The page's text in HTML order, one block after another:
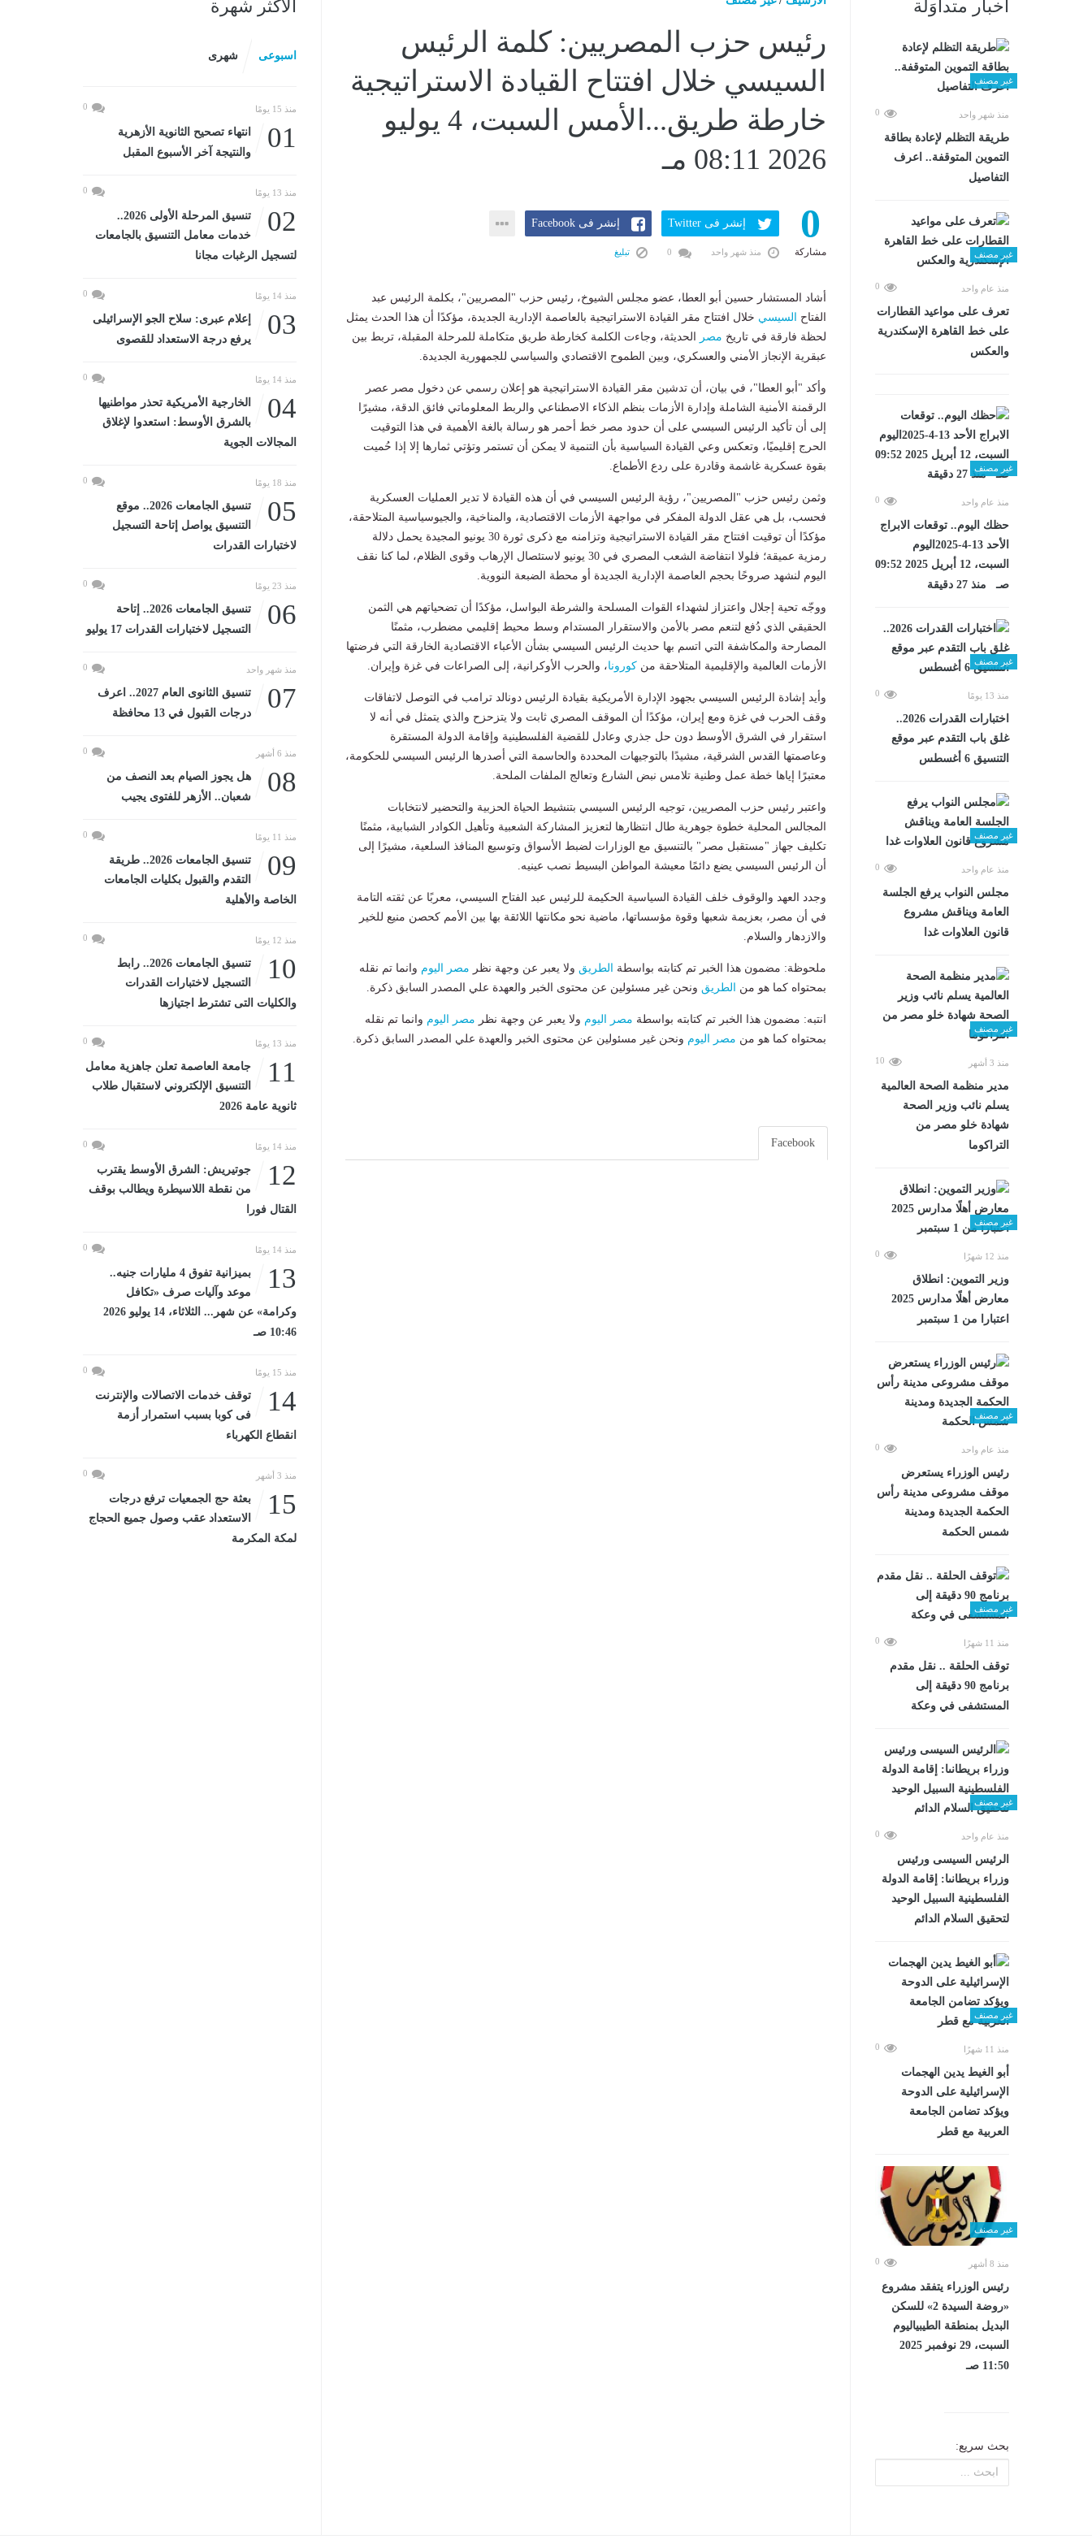
أخبار متداوَلة
غير مصنف
منذ شهر واحد 0
طريقة التظلم لإعادة بطاقة
التموين المتوقفة.. اعرف
التفاصيل
غير مصنف
منذ عام واحد 0
تعرف على مواعيد القطارات
على خط القاهرة الإسكندرية
والعكس
غير مصنف
منذ عام واحد 0
حظك اليوم.. توقعات الابراج
الأحد 13-4-2025اليوم
السبت، 12 أبريل 2025 09:52
صـ منذ 27 دقيقة
غير مصنف
منذ 13 يومًا 0
اختبارات القدرات 2026..
غلق باب التقدم عبر موقع
التنسيق 6 أغسطس
غير مصنف
منذ عام واحد 0
مجلس النواب يرفع الجلسة
العامة ويناقش مشروع
قانون العلاوات غدا
غير مصنف
منذ 3 أشهر 10
مدير منظمة الصحة العالمية
يسلم نائب وزير الصحة
شهادة خلو مصر من
التراكوما
غير مصنف
منذ 12 شهرًا 0
وزير التموين: انطلاق
معارض أهلًا مدارس 2025
اعتبارا من 1 سبتمبر
غير مصنف
منذ عام واحد 0
رئيس الوزراء يستعرض
موقف مشروعى مدينة رأس
الحكمة الجديدة ومدينة
شمس الحكمة
غير مصنف
منذ 11 شهرًا 0
توقف الحلقة .. نقل مقدم
برنامج 90 دقيقة إلى
المستشفى في وعكة
غير مصنف
منذ عام واحد 0
الرئيس السيسى ورئيس
وزراء بريطانىا: إقامة الدولة
الفلسطينية السبيل الوحيد
لتحقيق السلام الدائم
غير مصنف
منذ 11 شهرًا 0
أبو الغيط يدين الهجمات
الإسرائيلية على الدوحة
ويؤكد تضامن الجامعة
العربية مع قطر
غير مصنف
منذ 8 أشهر 0
رئيس الوزراء يتفقد مشروع
«روضة السيدة 2» للسكن
البديل بمنطقة الطيبياليوم
السبت، 29 نوفمبر 2025
11:50 صـ
بحث سريع:
رئيس حزب المصريين: كلمة الرئيس
السيسي خلال افتتاح القيادة الاستراتيجية
خارطة طريق...الأمس السبت، 4 يوليو
2026 08:11 مـ
0
مشاركة
إنشر فى Twitter إنشر فى Facebook
منذ شهر واحد تبليغ
أشاد المستشار حسين أبو العطا، عضو مجلس الشيوخ، رئيس حزب "المصريين"، بكلمة الرئيس عبد
الفتاح
السيسي خلال افتتاح مقر القيادة الاستراتيجية بالعاصمة الإدارية الجديدة، مؤكدًا أن هذا الحدث يمثل
لحظة فارقة في تاريخ مصر
الحديثة، وجاءت الكلمة كخارطة طريق متكاملة للمرحلة المقبلة، تربط بين
عبقرية الإنجاز الأمني والعسكري، وبين الطموح الاقتصادي والسياسي للجمهورية الجديدة.
وأكد "أبو العطا"، في بيان، أن تدشين مقر القيادة الاستراتيجية هو إعلان رسمي عن دخول مصر عصر
الرقمنة الأمنية الشاملة وإدارة الأزمات بنظم الذكاء الاصطناعي والربط المعلوماتي فائق الدقة، مشيرًا
إلى أن تأكيد الرئيس السيسي على أن حدود مصر خط أحمر هو رسالة بالغة الأهمية في هذا التوقيت
الحرج إقليميًا، وتعكس وعي القيادة السياسية بأن التنمية لا يمكن أن تستمر وتؤتي ثمارها إلا إذا حُميت
بقوة عسكرية غاشمة وقادرة على ردع الأطماع.
وثمن رئيس حزب "المصريين"، رؤية الرئيس السيسي في أن هذه القيادة لا تدير العمليات العسكرية
فحسب، بل هي عقل الدولة المفكر في مواجهة الأزمات الاقتصادية، والمناخية، والجيوسياسية المتلاحقة،
مؤكدًا أن توقيت افتتاح مقر القيادة الاستراتيجية وتزامنه مع ذكرى ثورة 30 يونيو المجيدة يحمل دلالة
رمزية عميقة؛ فلولا انتفاضة الشعب المصري في 30 يونيو لاستئصال الإرهاب وقوى الظلام، لما كنا نقف
اليوم لنشهد صروحًا بحجم العاصمة الإدارية الجديدة أو محطة الضبعة النووية.
ووجّه تحية إجلال واعتزاز لشهداء القوات المسلحة والشرطة البواسل، مؤكدًا أن تضحياتهم هي الثمن
الحقيقي الذي دُفع لتنعم مصر بالأمن والاستقرار المستدام وسط محيط إقليمي مضطرب، مثمنًا
المصارحة والمكاشفة التي اتسم بها حديث الرئيس السيسي بشأن الأعباء الاقتصادية الخارقة التي فرضتها
الأزمات العالمية والإقليمية المتلاحقة من كورونا، والحرب الأوكرانية، إلى الصراعات في غزة وإيران.
وأيد إشادة الرئيس السيسي بجهود الإدارة الأمريكية بقيادة الرئيس دونالد ترامب في التوصل لاتفاقات
وقف الحرب في غزة ومع إيران، مؤكدًا أن الموقف المصري ثابت ولا يتزحزح والذي يتمثل في أنه لا
استقرار في الشرق الأوسط دون حل جذري وعادل للقضية الفلسطينية وإقامة الدولة المستقرة
وعاصمتها القدس الشرقية، مشيدًا بالتوجيهات المحددة والحاسمة التي أصدرها الرئيس السيسي للحكومة،
معتبرًا إياها خطة عمل وطنية تلامس نبض الشارع وتعالج الملفات الملحة.
واعتبر رئيس حزب المصريين، توجيه الرئيس السيسي بتنشيط الحياة الحزبية والتحضير لانتخابات
المجالس المحلية خطوة جوهرية طال انتظارها لتعزيز المشاركة الشعبية وتأهيل الكوادر الشبابية، مثمنًا
تكليف جهاز "مستقبل مصر" بالتنسيق مع الوزارات لضبط الأسواق وتوسيع المنافذ السلعية، مشيرًا إلى
أن الرئيس السيسي يضع دائمًا معيشة المواطن البسيط نصب عينيه.
وجدد العهد والوقوف خلف القيادة السياسية الحكيمة للرئيس عبد الفتاح السيسي، معربًا عن ثقته التامة
في أن مصر، بعزيمة شعبها وقوة مؤسساتها، ماضية نحو مكانتها اللائقة بها بين الأمم كحصن منيع للخير
والازدهار والسلام.
ملحوظة: مضمون هذا الخبر تم كتابته بواسطة الطريق ولا يعبر عن وجهة نظر مصر اليوم وانما تم نقله
بمحتواه كما هو من
الطريق ونحن غير مسئولين عن محتوى الخبر والعهدة علي المصدر السابق ذكرة.
انتبه: مضمون هذا الخبر تم كتابته بواسطة مصر اليوم ولا يعبر عن وجهة نظر مصر اليوم وانما تم نقله
بمحتواه كما هو من مصر اليوم ونحن غير مسئولين عن محتوى الخبر والعهدة علي المصدر السابق ذكرة.
Facebook
الأكثر شهرة
اسبوعى شهرى
منذ 15 يومًا 0
01
انتهاء تصحيح الثانوية الأزهرية
والنتيجة آخر الأسبوع المقبل
منذ 13 يومًا 0
02
تنسيق المرحلة الأولى 2026..
خدمات معامل التنسيق بالجامعات
لتسجيل الرغبات مجانا
منذ 14 يومًا 0
03
إعلام عبرى: سلاح الجو الإسرائيلى
يرفع درجة الاستعداد للقصوى
منذ 14 يومًا 0
04
الخارجية الأمريكية تحذر مواطنيها
بالشرق الأوسط: استعدوا لإغلاق
المجالات الجوية
منذ 18 يومًا 0
05
تنسيق الجامعات 2026.. موقع
التنسيق يواصل إتاحة التسجيل
لاختبارات القدرات
منذ 23 يومًا 0
06
تنسيق الجامعات 2026.. إتاحة
التسجيل لاختبارات القدرات 17 يوليو
منذ شهر واحد 0
07
تنسيق الثانوى العام 2027.. اعرف
درجات القبول في 13 محافظة
منذ 6 أشهر 0
08
هل يجوز الصيام بعد النصف من
شعبان.. الأزهر للفتوى يجيب
منذ 11 يومًا 0
09
تنسيق الجامعات 2026.. طريقة
التقدم والقبول بكليات الجامعات
الخاصة والأهلية
منذ 12 يومًا 0
10
تنسيق الجامعات 2026.. رابط
التسجيل لاختبارات القدرات
والكليات التى تشترط اجتيازها
منذ 13 يومًا 0
11
جامعة العاصمة تعلن جاهزية معامل
التنسيق الإلكتروني لاستقبال طلاب
ثانوية عامة 2026
منذ 14 يومًا 0
12
جوتيريش: الشرق الأوسط يقترب
من نقطة اللاسيطرة ويطالب بوقف
القتال فورا
منذ 14 يومًا 0
13
بميزانية تفوق 4 مليارات جنيه..
موعد وآليات صرف «تكافل
وكرامة» عن شهر... الثلاثاء، 14 يوليو 2026
10:46 صـ
منذ 15 يومًا 0
14
توقف خدمات الاتصالات والإنترنت
فى كوبا بسبب استمرار أزمة
انقطاع الكهرباء
منذ 3 أشهر 0
15
بعثة حج الجمعيات ترفع درجات
الاستعداد عقب وصول جميع الحجاج
لمكة المكرمة